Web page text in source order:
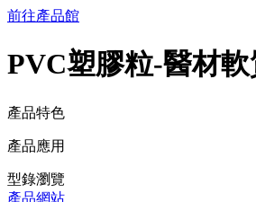
前往產品館
PVC塑膠粒-醫材
產品特色
產品應用
型錄瀏覽
產品網站